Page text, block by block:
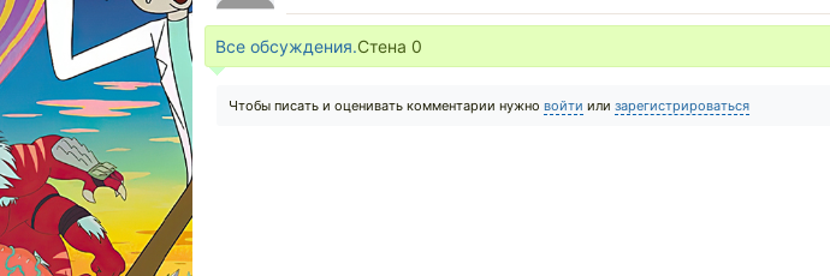
Все обсуждения.Стена 0
Чтобы писать и оценивать комментарии нужно войти или зарегистрироваться